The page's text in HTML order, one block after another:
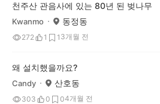
천주산 관음사에 있는 80년 된 벚나무
Kwanmo 동정동
272 1 1 3개월 전
왜 설치했을까요?
Candy 산호동
303 0 04개월 전